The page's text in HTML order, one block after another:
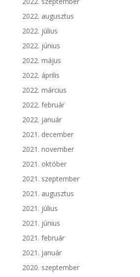
2022. augusztus
2022. július
2022. június
2022. május
2022. április
2022. március
2022. február
2022. január
2021. december
2021. november
2021. október
2021. szeptember
2021. augusztus
2021. július
2021. június
2021. február
2021. január
2020. szeptember